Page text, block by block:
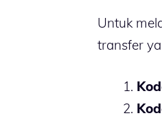
Untuk
transfer